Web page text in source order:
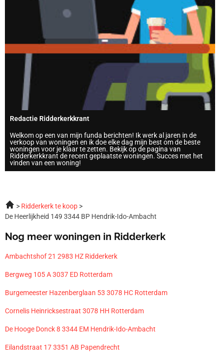
Redactie Ridderkerkkrant
Welkom op een van mijn funda berichten! Ik werk al jaren in de
verkoop van woningen en ik doe elke dag mijn best om de beste
woningen voor je klaar te zetten. Bekijk op de pagina van
Ridderkerkkrant de recent geplaatste woningen. Succes met het
vinden van een woning!
Ridderkerk te koop
De Heerlijkheid 149 3344 BP Hendrik-Ido-Ambacht
Nog meer woningen in Ridderkerk
Ambachtshof 21 2983 HZ Ridderkerk
Bergweg 105 A 3037 ED Rotterdam
Burgemeester Hazenberglaan 53 3078 HC Rotterdam
Cornelis Heinricksestraat 3078 HH Rotterdam
De Hooge Donck 8 3344 EM Hendrik-Ido-Ambacht
Eilandstraat 17 3351 AB Papendrecht